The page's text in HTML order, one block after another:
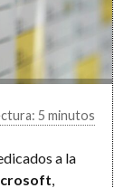
5 minutos
a la
,